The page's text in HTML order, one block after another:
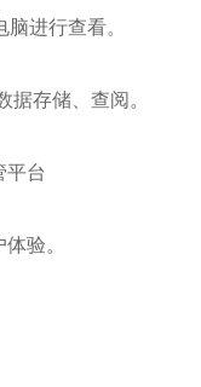
进行查看。
存储、查阅。
台
验。